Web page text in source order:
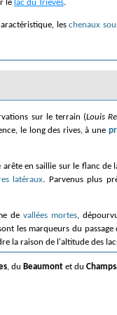
le lac du Trièves.
les chenaux
sur le terrain (Louis
le long des rives, à une
en saillie sur le flanc
latéraux. Parvenus plus
devallées mortes,
les marqueurs du passage
la raison de l'altitude des
, du Beaumont et du